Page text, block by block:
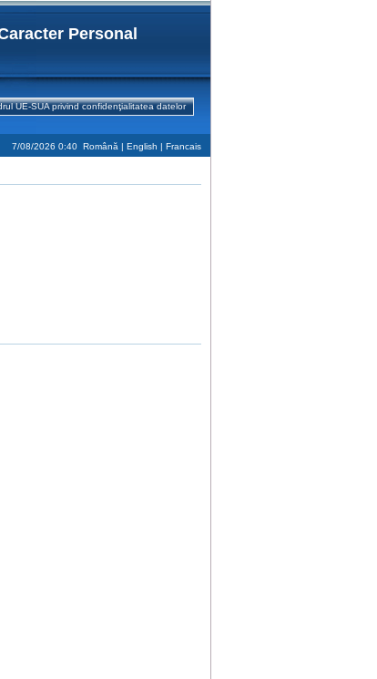
Personal
UE-SUA privind confidenţialitatea datelor
7/08/2026 0:40 Română | English | Francais